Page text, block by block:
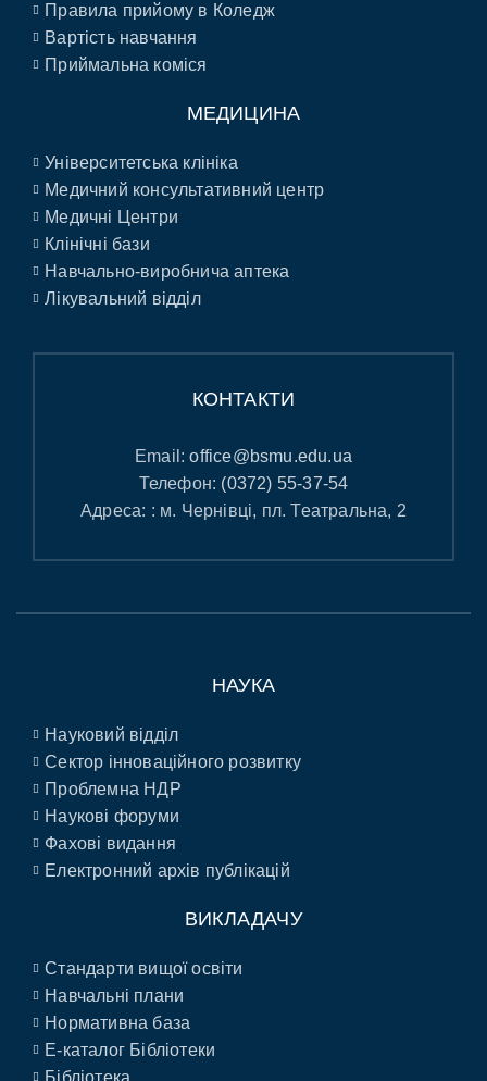
Правила прийому в Коледж
Вартість навчання
Приймальна коміся
МЕДИЦИНА
Університетська клініка
Медичний консультативний центр
Медичні Центри
Клінічні бази
Навчально-виробнича аптека
Лікувальний відділ
КОНТАКТИ
Email:office@bsmu.edu.ua
Телефон: (0372) 55-37-54
Адреса: : м. Чернівці, пл. Театральна, 2
НАУКА
Науковий відділ
Сектор інноваційного розвитку
Проблемна НДР
Наукові форуми
Фахові видання
Електронний архів публікацій
ВИКЛАДАЧУ
Стандарти вищої освіти
Навчальні плани
Нормативна база
E-каталог Бібліотеки